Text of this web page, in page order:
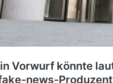
Vorwurf könnte
news-